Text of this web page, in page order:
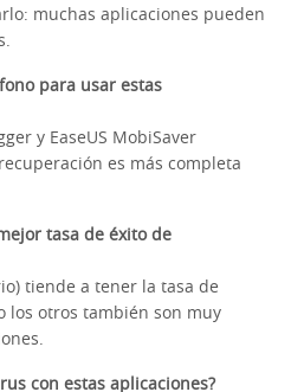
muchas aplicaciones pueden
para usar estas
y EaseUS MobiSaver
es más completa
tasa de éxito de
tiende a tener la tasa de
los otros también son muy
con estas aplicaciones?